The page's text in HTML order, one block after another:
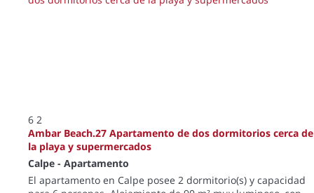
6 2
Ambar Beach.27 Apartamento de dos dormitorios cerca de
la playa y supermercados
Calpe - Apartamento
El apartamento en Calpe posee 2 dormitorio(s) y capacidad